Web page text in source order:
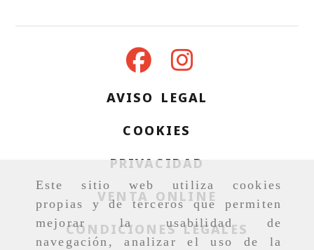
Este sitio web utiliza cookies
propias y de terceros que permiten
mejorar la usabilidad de
navegación, analizar el uso de la
AVISO LEGAL
COOKIES
PRIVACIDAD
VENTA ONLINE
CONDICIONES LEGALES